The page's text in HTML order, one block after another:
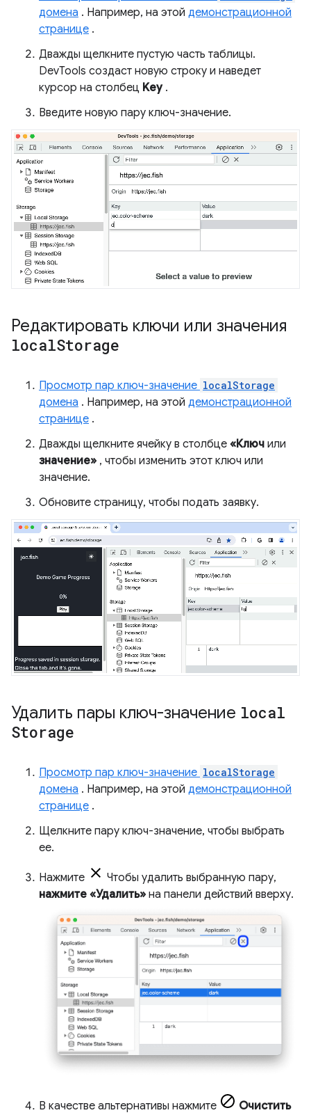
домена . Например, на этой демонстрационной
странице .
Дважды щелкните пустую часть таблицы.
DevTools создаст новую строку и наведет
курсор на столбец Key.
Введите новую пару ключ-значение.
Редактировать ключи или значения
localStorage
Просмотр пар ключ-значение localStorage
домена . Например, на этой демонстрационной
странице .
Дважды щелкните ячейку в столбце «Ключ или
значение» , чтобы изменить этот ключ или
значение.
Обновите страницу, чтобы подать заявку.
Удалить пары ключ-значение local
Storage
Просмотр пар ключ-значение localStorage
домена . Например, на этой демонстрационной
странице .
Щелкните пару ключ-значение, чтобы выбрать
ее.
Нажмите
Чтобы удалить выбранную пару,
нажмите «Удалить» на панели действий вверху.
В качестве альтернативы нажмите
Очистить